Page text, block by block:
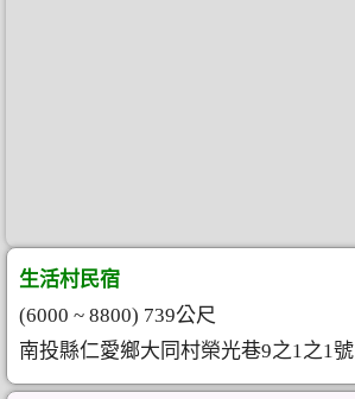
生活村民宿
(6000 ~ 8800) 739公尺
南投縣仁愛鄉大同村榮光巷9之1之1號